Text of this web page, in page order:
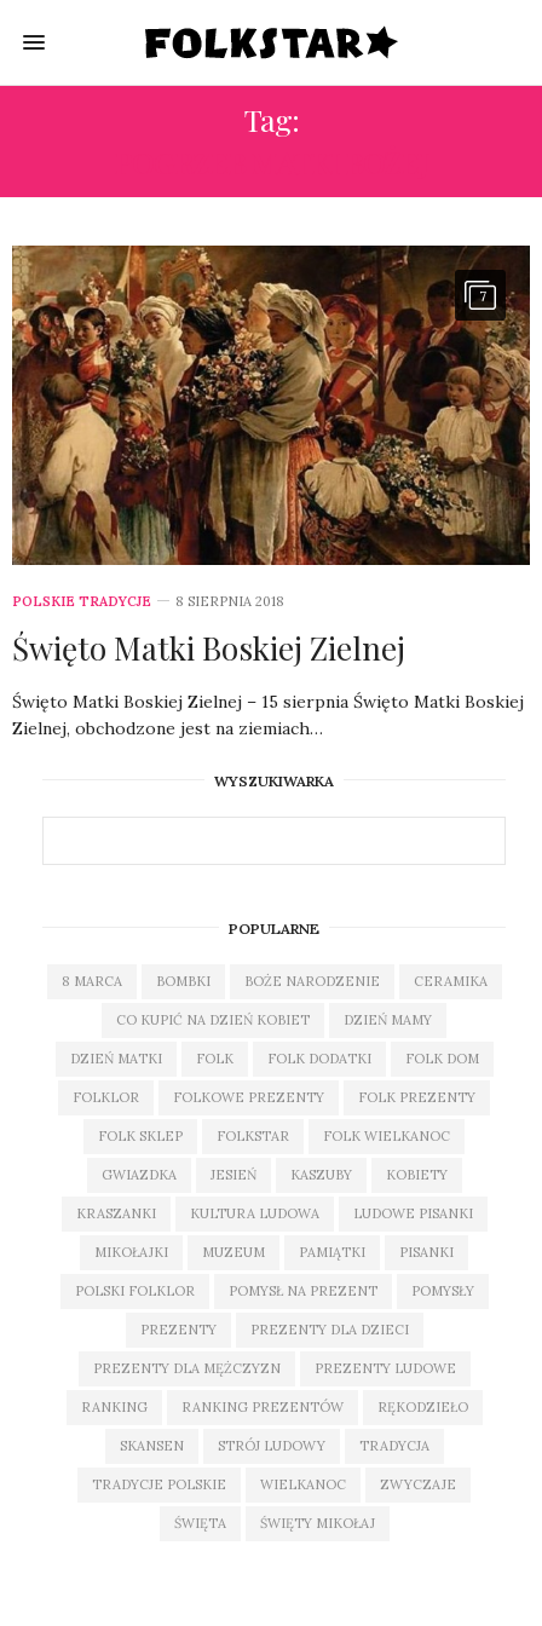
Tag:
7
POLSKIE TRADYCJE 8 SIERPNIA 2018
Święto Matki Boskiej Zielnej
Święto Matki Boskiej Zielnej – 15 sierpnia Święto Matki Boskiej
Zielnej, obchodzone jest na ziemiach…
WYSZUKIWARKA
POPULARNE
8 MARCA BOMBKI BOŻE NARODZENIE CERAMIKA
CO KUPIĆ NA DZIEŃ KOBIET DZIEŃ MAMY
DZIEŃ MATKI FOLK FOLK DODATKI FOLK DOM
FOLKLOR FOLKOWE PREZENTY FOLK PREZENTY
FOLK SKLEP FOLKSTAR FOLK WIELKANOC
GWIAZDKA JESIEŃ KASZUBY KOBIETY
KRASZANKI KULTURA LUDOWA LUDOWE PISANKI
MIKOŁAJKI MUZEUM PAMIĄTKI PISANKI
POLSKI FOLKLOR POMYSŁ NA PREZENT POMYSŁY
PREZENTY PREZENTY DLA DZIECI
PREZENTY DLA MĘŻCZYZN PREZENTY LUDOWE
RANKING RANKING PREZENTÓW RĘKODZIEŁO
SKANSEN STRÓJ LUDOWY TRADYCJA
TRADYCJE POLSKIE WIELKANOC ZWYCZAJE
ŚWIĘTA ŚWIĘTY MIKOŁAJ